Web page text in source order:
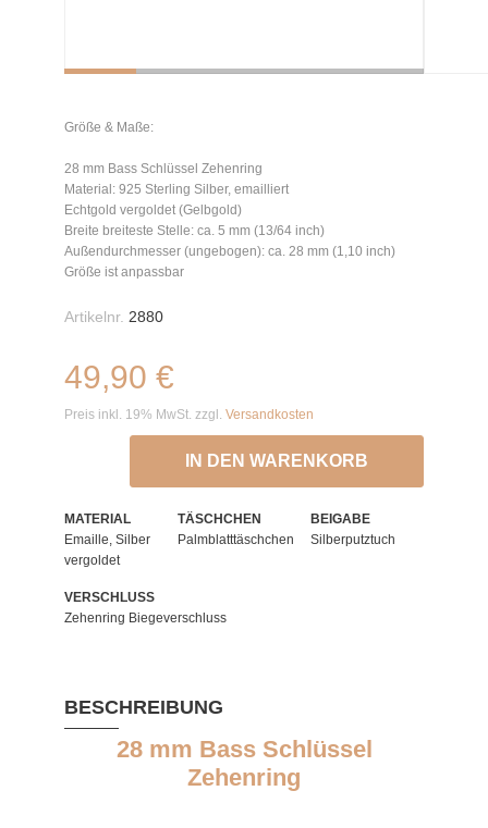
Größe & Maße:
28 mm Bass Schlüssel Zehenring
Material: 925 Sterling Silber, emailliert
Echtgold vergoldet (Gelbgold)
Breite breiteste Stelle: ca. 5 mm (13/64 inch)
Außendurchmesser (ungebogen): ca. 28 mm (1,10 inch)
Größe ist anpassbar
Artikelnr. 2880
49,90 €
Preis inkl. 19% MwSt. zzgl. Versandkosten
IN DEN WARENKORB
MATERIAL
Emaille, Silber
vergoldet
TÄSCHCHEN
Palmblatttäschchen
BEIGABE
Silberputztuch
VERSCHLUSS
Zehenring Biegeverschluss
BESCHREIBUNG
28 mm Bass Schlüssel
Zehenring